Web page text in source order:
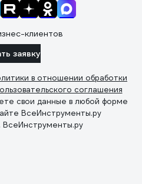
клиентов
заявку
в отношении обработки
соглашения
свои данные в любой форме
ВсеИнструменты.ру